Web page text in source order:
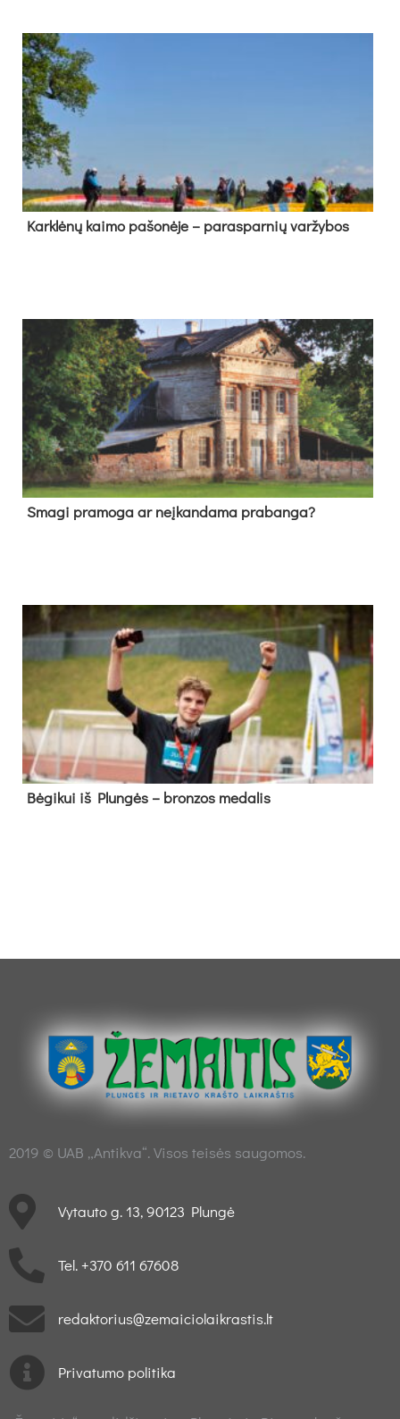
Kark­lė­nų kai­mo pa­šo­nė­je – pa­ras­par­nių var­žy­bos
Sma­gi pra­mo­ga ar neį­kan­da­ma pra­ban­ga?
Bė­gi­kui iš Plun­gės – bron­zos me­da­lis
2019 © UAB „Antikva“. Visos teisės saugomos.
Vytauto g. 13, 90123 Plungė
Tel. +370 611 67608
redaktorius@zemaiciolaikrastis.lt
Privatumo politika